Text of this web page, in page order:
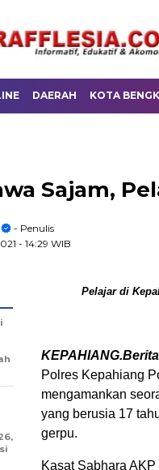
DAERAH KOTA
Sajam,
- Penulis
- 14:29 WIB
Pelajar di
Polres Kepahiang
mengamankan
yang berusia 17
gerpu.
Kasat Sabhara